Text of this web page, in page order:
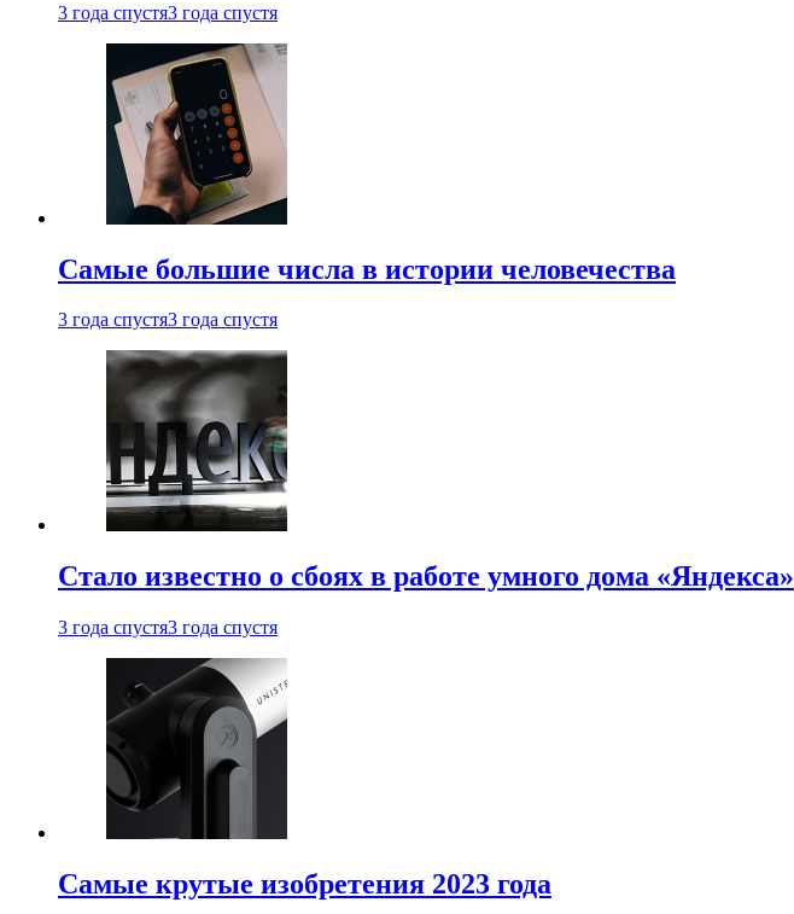
3 года спустя3 года спустя
Самые большие числа в истории человечества
3 года спустя3 года спустя
Стало известно о сбоях в работе умного дома «Яндекса»
3 года спустя3 года спустя
Самые крутые изобретения 2023 года